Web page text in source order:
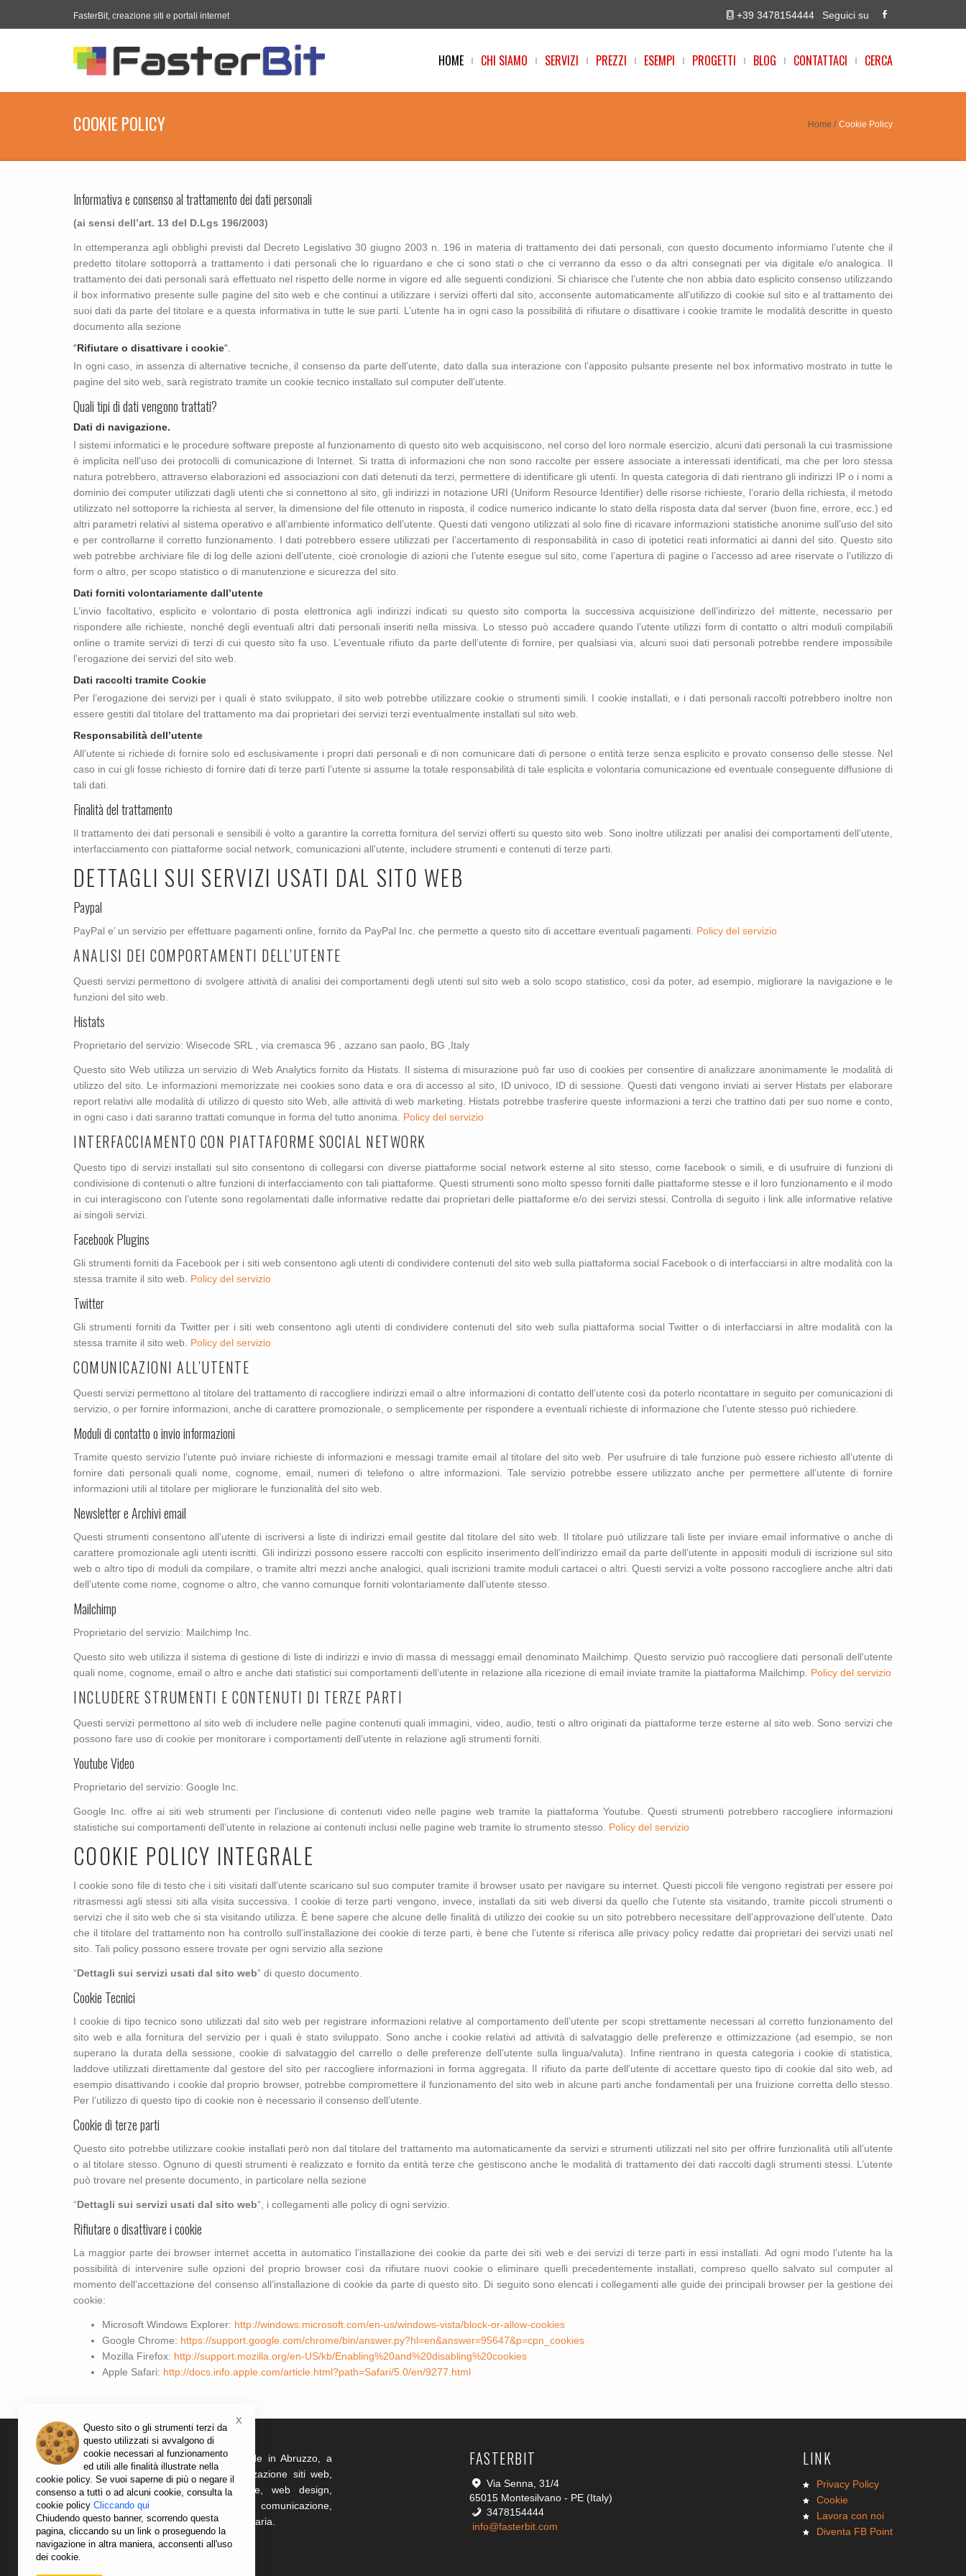
FasterBit, creazione siti e portali internet Seguici su
+39 3478154444
HOME CHI SIAMO SERVIZI PREZZI ESEMPI PROGETTI BLOG CONTATTACI CERCA
COOKIE POLICY Home Cookie Policy
Informativa e consenso al trattamento dei dati personali
(ai sensi dell’art. 13 del D.Lgs 196/2003)
In ottemperanza agli obblighi previsti dal Decreto Legislativo 30 giugno 2003 n. 196 in materia di trattamento dei dati personali, con questo documento informiamo l’utente che il
predetto titolare sottoporrà a trattamento i dati personali che lo riguardano e che ci sono stati o che ci verranno da esso o da altri consegnati per via digitale e/o analogica. Il
trattamento dei dati personali sarà effettuato nel rispetto delle norme in vigore ed alle seguenti condizioni. Si chiarisce che l’utente che non abbia dato esplicito consenso utilizzando
il box informativo presente sulle pagine del sito web e che continui a utilizzare i servizi offerti dal sito, acconsente automaticamente all’utilizzo di cookie sul sito e al trattamento dei
suoi dati da parte del titolare e a questa informativa in tutte le sue parti. L’utente ha in ogni caso la possibilità di rifiutare o disattivare i cookie tramite le modalità descritte in questo
documento alla sezione
“Rifiutare o disattivare i cookie“.
In ogni caso, in assenza di alternative tecniche, il consenso da parte dell’utente, dato dalla sua interazione con l’apposito pulsante presente nel box informativo mostrato in tutte le
pagine del sito web, sarà registrato tramite un cookie tecnico installato sul computer dell’utente.
Quali tipi di dati vengono trattati?
Dati di navigazione.
I sistemi informatici e le procedure software preposte al funzionamento di questo sito web acquisiscono, nel corso del loro normale esercizio, alcuni dati personali la cui trasmissione
è implicita nell’uso dei protocolli di comunicazione di Internet. Si tratta di informazioni che non sono raccolte per essere associate a interessati identificati, ma che per loro stessa
natura potrebbero, attraverso elaborazioni ed associazioni con dati detenuti da terzi, permettere di identificare gli utenti. In questa categoria di dati rientrano gli indirizzi IP o i nomi a
dominio dei computer utilizzati dagli utenti che si connettono al sito, gli indirizzi in notazione URI (Uniform Resource Identifier) delle risorse richieste, l’orario della richiesta, il metodo
utilizzato nel sottoporre la richiesta al server, la dimensione del file ottenuto in risposta, il codice numerico indicante lo stato della risposta data dal server (buon fine, errore, ecc.) ed
altri parametri relativi al sistema operativo e all’ambiente informatico dell’utente. Questi dati vengono utilizzati al solo fine di ricavare informazioni statistiche anonime sull’uso del sito
e per controllarne il corretto funzionamento. I dati potrebbero essere utilizzati per l’accertamento di responsabilità in caso di ipotetici reati informatici ai danni del sito. Questo sito
web potrebbe archiviare file di log delle azioni dell’utente, cioè cronologie di azioni che l’utente esegue sul sito, come l’apertura di pagine o l’accesso ad aree riservate o l’utilizzo di
form o altro, per scopo statistico o di manutenzione e sicurezza del sito.
Dati forniti volontariamente dall’utente
L’invio facoltativo, esplicito e volontario di posta elettronica agli indirizzi indicati su questo sito comporta la successiva acquisizione dell’indirizzo del mittente, necessario per
rispondere alle richieste, nonché degli eventuali altri dati personali inseriti nella missiva. Lo stesso può accadere quando l’utente utilizzi form di contatto o altri moduli compilabili
online o tramite servizi di terzi di cui questo sito fa uso. L’eventuale rifiuto da parte dell’utente di fornire, per qualsiasi via, alcuni suoi dati personali potrebbe rendere impossibile
l’erogazione dei servizi del sito web.
Dati raccolti tramite Cookie
Per l’erogazione dei servizi per i quali è stato sviluppato, il sito web potrebbe utilizzare cookie o strumenti simili. I cookie installati, e i dati personali raccolti potrebbero inoltre non
essere gestiti dal titolare del trattamento ma dai proprietari dei servizi terzi eventualmente installati sul sito web.
Responsabilità dell’utente
All’utente si richiede di fornire solo ed esclusivamente i propri dati personali e di non comunicare dati di persone o entità terze senza esplicito e provato consenso delle stesse. Nel
caso in cui gli fosse richiesto di fornire dati di terze parti l’utente si assume la totale responsabilità di tale esplicita e volontaria comunicazione ed eventuale conseguente diffusione di
tali dati.
Finalità del trattamento
Il trattamento dei dati personali e sensibili è volto a garantire la corretta fornitura del servizi offerti su questo sito web. Sono inoltre utilizzati per analisi dei comportamenti dell’utente,
interfacciamento con piattaforme social network, comunicazioni all’utente, includere strumenti e contenuti di terze parti.
DETTAGLI SUI SERVIZI USATI DAL SITO WEB
Paypal
PayPal e’ un servizio per effettuare pagamenti online, fornito da PayPal Inc. che permette a questo sito di accettare eventuali pagamenti. Policy del servizio
ANALISI DEI COMPORTAMENTI DELL’UTENTE
Questi servizi permettono di svolgere attività di analisi dei comportamenti degli utenti sul sito web a solo scopo statistico, così da poter, ad esempio, migliorare la navigazione e le
funzioni del sito web.
Histats
Proprietario del servizio: Wisecode SRL , via cremasca 96 , azzano san paolo, BG ,Italy
Questo sito Web utilizza un servizio di Web Analytics fornito da Histats. Il sistema di misurazione può far uso di cookies per consentire di analizzare anonimamente le modalità di
utilizzo del sito. Le informazioni memorizzate nei cookies sono data e ora di accesso al sito, ID univoco, ID di sessione. Questi dati vengono inviati ai server Histats per elaborare
report relativi alle modalità di utilizzo di questo sito Web, alle attività di web marketing. Histats potrebbe trasferire queste informazioni a terzi che trattino dati per suo nome e conto,
in ogni caso i dati saranno trattati comunque in forma del tutto anonima. Policy del servizio
INTERFACCIAMENTO CON PIATTAFORME SOCIAL NETWORK
Questo tipo di servizi installati sul sito consentono di collegarsi con diverse piattaforme social network esterne al sito stesso, come facebook o simili, e di usufruire di funzioni di
condivisione di contenuti o altre funzioni di interfacciamento con tali piattaforme. Questi strumenti sono molto spesso forniti dalle piattaforme stesse e il loro funzionamento e il modo
in cui interagiscono con l’utente sono regolamentati dalle informative redatte dai proprietari delle piattaforme e/o dei servizi stessi. Controlla di seguito i link alle informative relative
ai singoli servizi.
Facebook Plugins
Gli strumenti forniti da Facebook per i siti web consentono agli utenti di condividere contenuti del sito web sulla piattaforma social Facebook o di interfacciarsi in altre modalità con la
stessa tramite il sito web. Policy del servizio
Twitter
Gli strumenti forniti da Twitter per i siti web consentono agli utenti di condividere contenuti del sito web sulla piattaforma social Twitter o di interfacciarsi in altre modalità con la
stessa tramite il sito web. Policy del servizio
COMUNICAZIONI ALL’UTENTE
Questi servizi permettono al titolare del trattamento di raccogliere indirizzi email o altre informazioni di contatto dell’utente così da poterlo ricontattare in seguito per comunicazioni di
servizio, o per fornire informazioni, anche di carattere promozionale, o semplicemente per rispondere a eventuali richieste di informazione che l’utente stesso può richiedere.
Moduli di contatto o invio informazioni
Tramite questo servizio l’utente può inviare richieste di informazioni e messagi tramite email al titolare del sito web. Per usufruire di tale funzione può essere richiesto all’utente di
fornire dati personali quali nome, cognome, email, numeri di telefono o altre informazioni. Tale servizio potrebbe essere utilizzato anche per permettere all’utente di fornire
informazioni utili al titolare per migliorare le funzionalità del sito web.
Newsletter e Archivi email
Questi strumenti consentono all’utente di iscriversi a liste di indirizzi email gestite dal titolare del sito web. Il titolare può utilizzare tali liste per inviare email informative o anche di
carattere promozionale agli utenti iscritti. Gli indirizzi possono essere raccolti con esplicito inserimento dell’indirizzo email da parte dell’utente in appositi moduli di iscrizione sul sito
web o altro tipo di moduli da compilare, o tramite altri mezzi anche analogici, quali iscrizioni tramite moduli cartacei o altri. Questi servizi a volte possono raccogliere anche altri dati
dell’utente come nome, cognome o altro, che vanno comunque forniti volontariamente dall’utente stesso.
Mailchimp
Proprietario del servizio: Mailchimp Inc.
Questo sito web utilizza il sistema di gestione di liste di indirizzi e invio di massa di messaggi email denominato Mailchimp. Questo servizio può raccogliere dati personali dell’utente
quali nome, cognome, email o altro e anche dati statistici sui comportamenti dell’utente in relazione alla ricezione di email inviate tramite la piattaforma Mailchimp. Policy del servizio
INCLUDERE STRUMENTI E CONTENUTI DI TERZE PARTI
Questi servizi permettono al sito web di includere nelle pagine contenuti quali immagini, video, audio, testi o altro originati da piattaforme terze esterne al sito web. Sono servizi che
possono fare uso di cookie per monitorare i comportamenti dell’utente in relazione agli strumenti forniti.
Youtube Video
Proprietario del servizio: Google Inc.
Google Inc. offre ai siti web strumenti per l’inclusione di contenuti video nelle pagine web tramite la piattaforma Youtube. Questi strumenti potrebbero raccogliere informazioni
statistiche sui comportamenti dell’utente in relazione ai contenuti inclusi nelle pagine web tramite lo strumento stesso. Policy del servizio
COOKIE POLICY INTEGRALE
I cookie sono file di testo che i siti visitati dall’utente scaricano sul suo computer tramite il browser usato per navigare su internet. Questi piccoli file vengono registrati per essere poi
ritrasmessi agli stessi siti alla visita successiva. I cookie di terze parti vengono, invece, installati da siti web diversi da quello che l’utente sta visitando, tramite piccoli strumenti o
servizi che il sito web che si sta visitando utilizza. È bene sapere che alcune delle finalità di utilizzo dei cookie su un sito potrebbero necessitare dell’approvazione dell’utente. Dato
che il titolare del trattamento non ha controllo sull’installazione dei cookie di terze parti, è bene che l’utente si riferisca alle privacy policy redatte dai proprietari dei servizi usati nel
sito. Tali policy possono essere trovate per ogni servizio alla sezione
“Dettagli sui servizi usati dal sito web” di questo documento.
Cookie Tecnici
I cookie di tipo tecnico sono utilizzati dal sito web per registrare informazioni relative al comportamento dell’utente per scopi strettamente necessari al corretto funzionamento del
sito web e alla fornitura del servizio per i quali è stato sviluppato. Sono anche i cookie relativi ad attività di salvataggio delle preferenze e ottimizzazione (ad esempio, se non
superano la durata della sessione, cookie di salvataggio del carrello o delle preferenze dell’utente sulla lingua/valuta). Infine rientrano in questa categoria i cookie di statistica,
laddove utilizzati direttamente dal gestore del sito per raccogliere informazioni in forma aggregata. Il rifiuto da parte dell’utente di accettare questo tipo di cookie dal sito web, ad
esempio disattivando i cookie dal proprio browser, potrebbe compromettere il funzionamento del sito web in alcune parti anche fondamentali per una fruizione corretta dello stesso.
Per l’utilizzo di questo tipo di cookie non è necessario il consenso dell’utente.
Cookie di terze parti
Questo sito potrebbe utilizzare cookie installati però non dal titolare del trattamento ma automaticamente da servizi e strumenti utilizzati nel sito per offrire funzionalità utili all’utente
o al titolare stesso. Ognuno di questi strumenti è realizzato e fornito da entità terze che gestiscono anche le modalità di trattamento dei dati raccolti dagli strumenti stessi. L’utente
può trovare nel presente documento, in particolare nella sezione
“Dettagli sui servizi usati dal sito web“, i collegamenti alle policy di ogni servizio.
Rifiutare o disattivare i cookie
La maggior parte dei browser internet accetta in automatico l’installazione dei cookie da parte dei siti web e dei servizi di terze parti in essi installati. Ad ogni modo l’utente ha la
possibilità di intervenire sulle opzioni del proprio browser così da rifiutare nuovi cookie o eliminare quelli precedentemente installati, compreso quello salvato sul computer al
momento dell’accettazione del consenso all’installazione di cookie da parte di questo sito. Di seguito sono elencati i collegamenti alle guide dei principali browser per la gestione dei
cookie:
Microsoft Windows Explorer: http://windows.microsoft.com/en-us/windows-vista/block-or-allow-cookies
Google Chrome: https://support.google.com/chrome/bin/answer.py?hl=en&answer=95647&p=cpn_cookies
Mozilla Firefox: http://support.mozilla.org/en-US/kb/Enabling%20and%20disabling%20cookies
Apple Safari: http://docs.info.apple.com/article.html?path=Safari/5.0/en/9277.html
FasterBitè una Web Agency con sede in Abruzzo, a
Montesilvano, che si occupa di realizzazione siti web,
sviluppo portali internet, e-commerce, web design,
internet marketing, servizi di comunicazione,
organizzazione eventi e grafica pubblicitaria.
FASTERBIT
Via Senna, 31/4
65015 Montesilvano - PE (Italy)
3478154444
info@fasterbit.com
LINK
Privacy Policy
Cookie
Lavora con noi
Diventa FB Point
Questo sito o gli strumenti terzi da
questo utilizzati si avvalgono di
cookie necessari al funzionamento
ed utili alle finalità illustrate nella
cookie policy. Se vuoi saperne di più o negare il
consenso a tutti o ad alcuni cookie, consulta la
cookie policy Cliccando qui
Chiudendo questo banner, scorrendo questa
pagina, cliccando su un link o proseguendo la
navigazione in altra maniera, acconsenti all'uso
dei cookie.
x